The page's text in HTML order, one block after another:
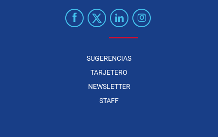
SUGERENCIAS
TARJETERO
NEWSLETTER
STAFF